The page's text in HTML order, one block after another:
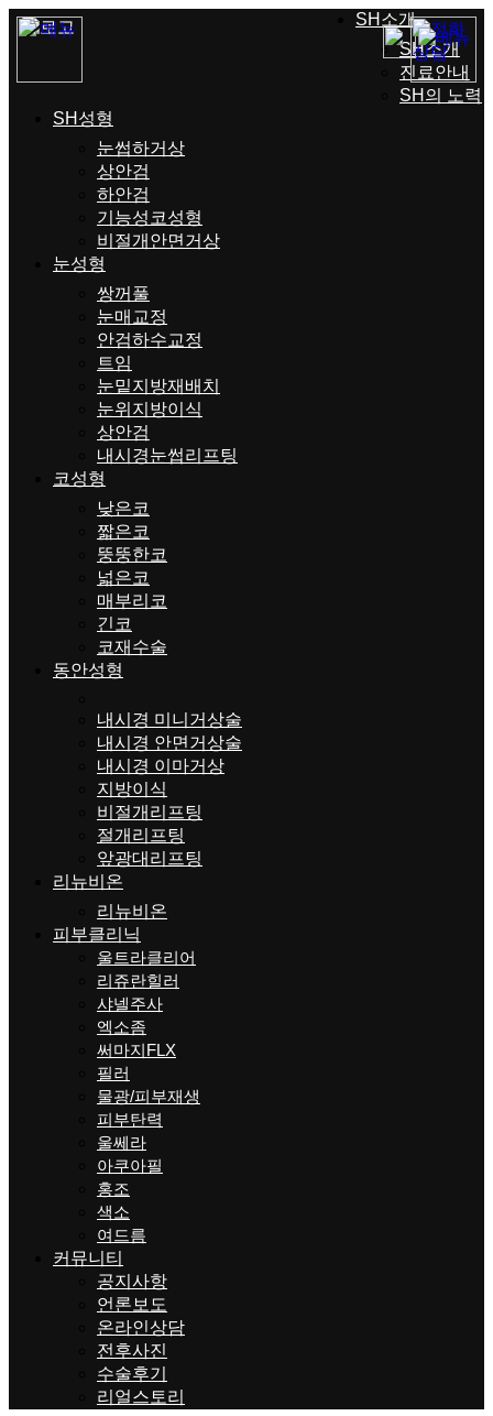
SH소개
SH소개
진료안내
SH의 노력
SH성형
눈썹하거상
상안검
하안검
기능성코성형
비절개안면거상
눈성형
쌍꺼풀
눈매교정
안검하수교정
트임
눈밑지방재배치
눈위지방이식
상안검
내시경눈썹리프팅
코성형
낮은코
짧은코
뚱뚱한코
넓은코
매부리코
긴코
코재수술
동안성형
내시경 미니거상술
내시경 안면거상술
내시경 이마거상
지방이식
비절개리프팅
절개리프팅
앞광대리프팅
리뉴비온
리뉴비온
피부클리닉
울트라클리어
리쥬란힐러
샤넬주사
엑소좀
써마지FLX
필러
물광/피부재생
피부탄력
울쎄라
아쿠아필
홍조
색소
여드름
커뮤니티
공지사항
언론보도
온라인상담
전후사진
수술후기
리얼스토리